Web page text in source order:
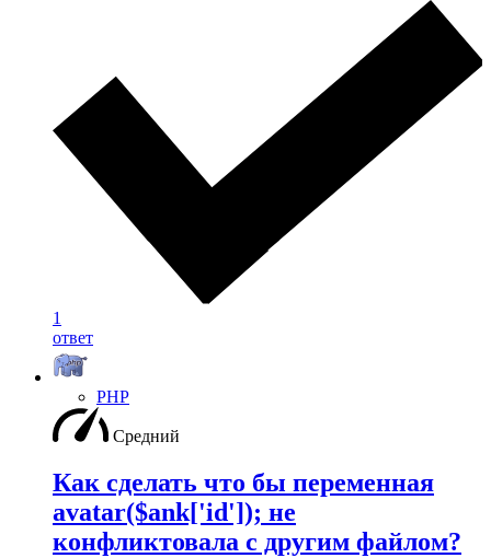
1
ответ
PHP
Средний
Как сделать что бы переменная
avatar($ank['id']); не
конфликтовала с другим файлом?